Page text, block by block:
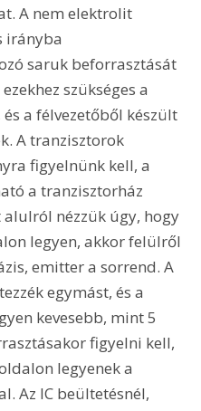
A nem elektrolit
irányba
saruk beforrasztását
szükséges a
a félvezetőből készült
A tranzisztorok
figyelnünk kell, a
a tranzisztorház
nézzük úgy, hogy
legyen, akkor felülről
emitter a sorrend. A
egymást, és a
kevesebb, mint 5
figyelni kell,
legyenek a
Az IC beültetésnél,